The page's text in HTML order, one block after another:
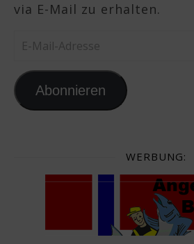
via E-Mail zu erhalten.
E-Mail-Adresse
Abonnieren
WERBUNG: